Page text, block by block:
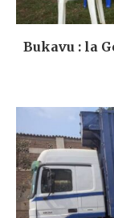
Bukavu : la